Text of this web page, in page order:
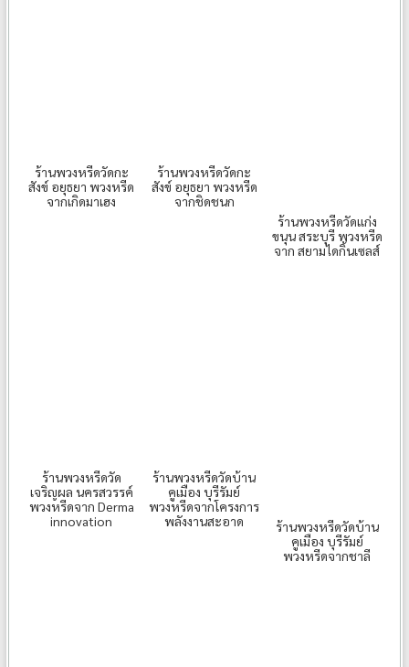
ร้านพวงหรีดวัดกะ
สังข์ อยุธยา พวงหรีด
จากเกิดมาเฮง
ร้านพวงหรีดวัดกะ
สังข์ อยุธยา พวงหรีด
จากชิดชนก
ร้านพวงหรีดวัดแก่ง
ขนุน สระบุรี พวงหรีด
จาก สยามไดกิ้นเซลส์
ร้านพวงหรีดวัด
เจริญผล นครสวรรค์
พวงหรีดจาก Derma
innovation
ร้านพวงหรีดวัดบ้าน
คูเมือง บุรีรัมย์
พวงหรีดจากโครงการ
พลังงานสะอาด
ร้านพวงหรีดวัดบ้าน
คูเมือง บุรีรัมย์
พวงหรีดจากชาลี